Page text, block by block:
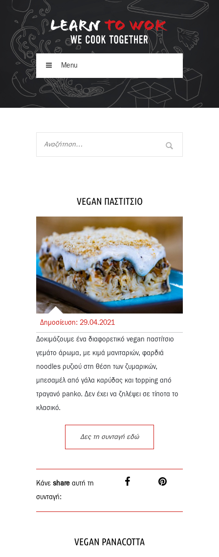
Menu
VEGAN ΠΑΣΤΙΤΣΙΟ
Δημοσίευση: 29.04.2021
Δοκιμάζουμε ένα διαφορετικό vegan παστίτσιο
γεμάτο άρωμα, με κιμά μανιταριών, φαρδιά
noodles ρυζιού στη θέση των ζυμαρικών,
μπεσαμέλ από γάλα καρύδας και topping από
τραγανό panko. Δεν έχει να ζηλέψει σε τίποτα το
κλασικό.
Δες τη συνταγή εδώ
Κάνε share αυτή τη
συνταγή:
VEGAN PANACOTTA